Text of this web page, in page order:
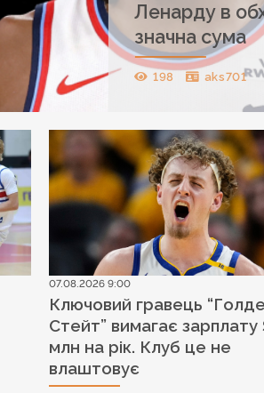
Ленарду в
значна сума
198 aks701
07.08.2026 9:00
Ключовий гравець
Стейт” вимагає зарплату
млн на рік. Клуб це не
влаштовує